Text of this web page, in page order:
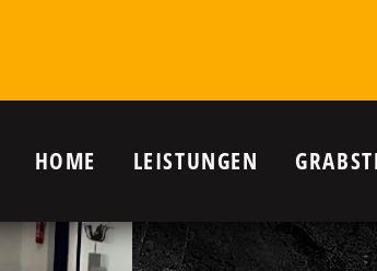
HOME LEISTUNGEN